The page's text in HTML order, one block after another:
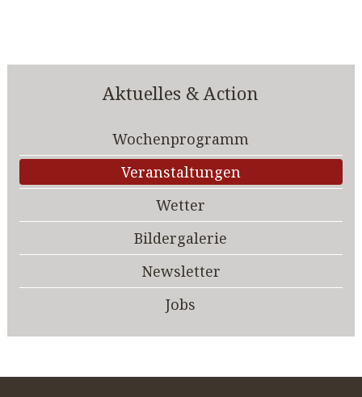
Aktuelles & Action
Wochenprogramm
Veranstaltungen
Wetter
Bildergalerie
Newsletter
Jobs